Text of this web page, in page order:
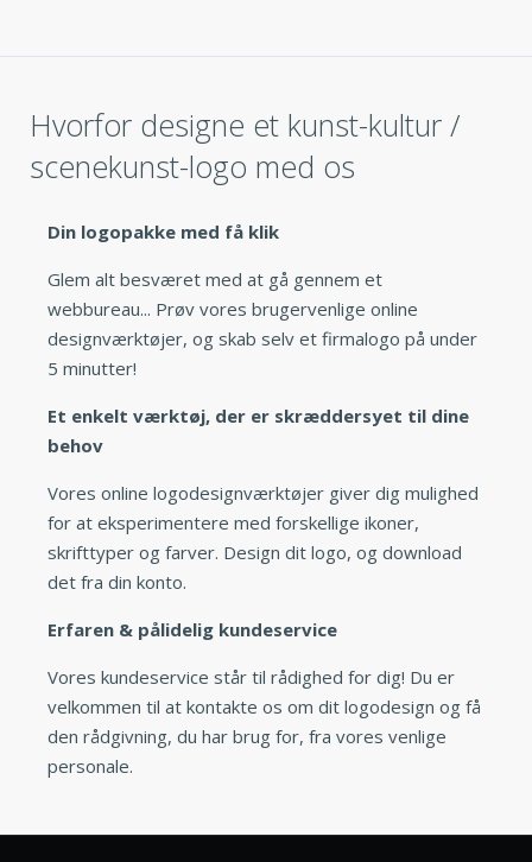
Hvorfor designe et kunst-kultur /
scenekunst-logo med os
Din logopakke med få klik
Glem alt besværet med at gå gennem et
webbureau... Prøv vores brugervenlige online
designværktøjer, og skab selv et firmalogo på under
5 minutter!
Et enkelt værktøj, der er skræddersyet til dine
behov
Vores online logodesignværktøjer giver dig mulighed
for at eksperimentere med forskellige ikoner,
skrifttyper og farver. Design dit logo, og download
det fra din konto.
Erfaren & pålidelig kundeservice
Vores kundeservice står til rådighed for dig! Du er
velkommen til at kontakte os om dit logodesign og få
den rådgivning, du har brug for, fra vores venlige
personale.